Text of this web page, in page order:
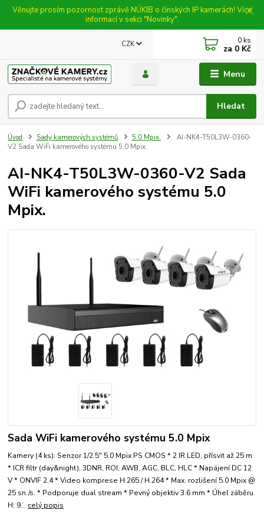
Věnujte prosím pozornost zprávě NÚKIB o čínských IP kamerách! Více
informací v sekci "Novinky".
Menu
CZK
Hledat
0 ks
za 0 Kč
Úvod Sady kamerových systémů 5.0 Mpix.
AI-NK4-T50L3W-0360-
V2 Sada WiFi kamerového systému 5.0 Mpix.
AI-NK4-T50L3W-0360-V2 Sada
WiFi kamerového systému 5.0
Mpix.
Sada WiFi kamerového systému 5.0 Mpix
Kamery (4 ks): Senzor 1/2.5" 5.0 Mpix PS CMOS * 2 IR LED, přísvit až 25 m
* ICR filtr (day&night), 3DNR, ROI, AWB, AGC, BLC, HLC * Napájení DC 12
V * ONVIF 2.4 * Video komprese H.265 / H.264 * Max. rozlišení 5.0 Mpix @
25 sn./s. * Podporuje dual stream * Pevný objektiv 3.6 mm * Úhel záběru
H: 9... celý popis